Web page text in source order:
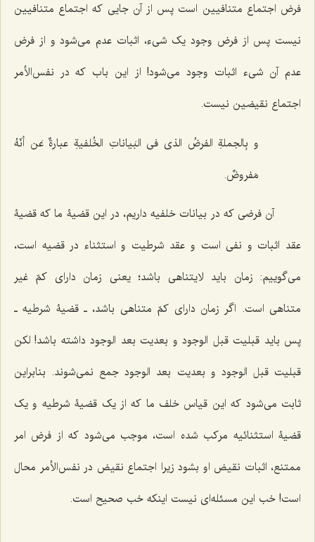
فرض اجتماع متنافیین است پس از آن جایى که اجتماع متنافیین
نیست پس از فرض وجود یک شىء، اثبات عدم مى‌شود و از فرض
عدم آن شىء اثبات وجود مى‌شود! از این باب که در نفس‌الأمر
اجتماع نقیضین نیست.
و بِالجملةِ الفرضُ الذی فی البَیاناتِ الخُلفیةِ عبارةٌ عَن أنّهُ
مَفروضٌ.
آن فرضى که در بیانات خلفیه داریم، در این قضیۀ ما که قضیۀ
عقد اثبات و نفى است و عقد شرطیت و استثناء در قضیه است،
مى‌گوییم: زمان باید لایتناهى باشد؛ یعنى زمان داراى کمّ غیر
متناهى است. اگر زمان داراى کمّ متناهى باشد، ـ قضیۀ شرطیه ـ
پس باید قبلیت قبل الوجود و بعدیت بعد الوجود داشته باشد! لکن
قبلیت قبل الوجود و بعدیت بعد الوجود جمع نمی‌شوند. بنابراین
ثابت مى‌شود که این قیاس خلف ما که از یک قضیۀ شرطیه و یک
قضیۀ استثنائیه مرکب شده است، موجب مى‌شود که از فرض امر
ممتنع، اثبات نقیض او بشود زیرا اجتماع نقیض در نفس‌الأمر محال
است! خب این مسئله‌اى نیست اینکه خب صحیح است.